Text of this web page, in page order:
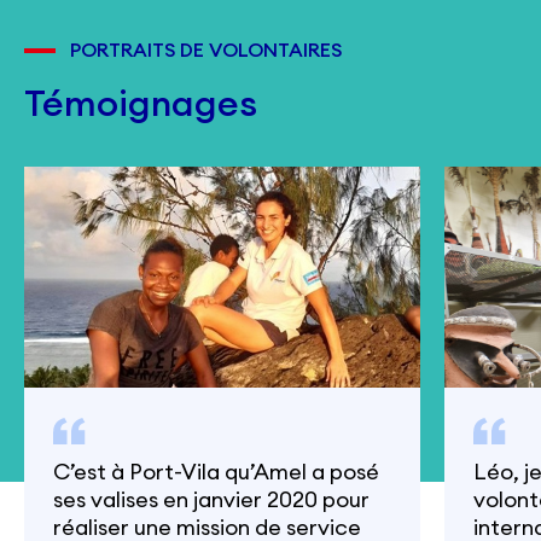
PORTRAITS DE VOLONTAIRES
Témoignages
C’est à Port-Vila qu’Amel a posé
ses valises en janvier 2020 pour
réaliser une mission de service
Léo,